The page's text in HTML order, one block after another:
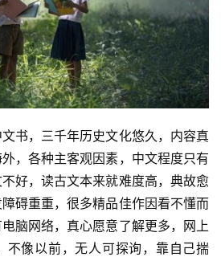
书，三千年历史文化悠久，内容真
，各种主客观因素，中文程度只有
好，读古文本来就难度高，典故愈
碍重重，很多精品佳作因看不懂而
脑网络，真心愿意了解更多，网上
不像以前，无人可探询，靠自己揣